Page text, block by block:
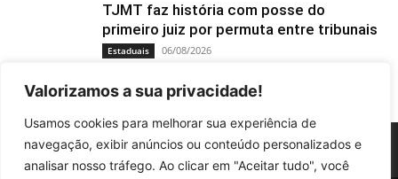
Valorizamos a sua privacidade!
Usamos cookies para melhorar sua experiência de
navegação, exibir anúncios ou conteúdo personalizados e
analisar nosso tráfego. Ao clicar em "Aceitar tudo", você
TJMT faz história com posse do
primeiro juiz por permuta entre tribunais
Estaduais 06/08/2026